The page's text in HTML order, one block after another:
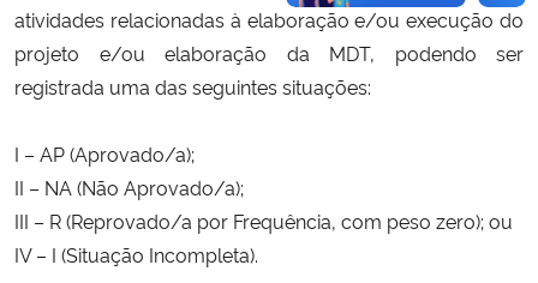
atividades relacionadas à elaboração e/ou execução do
projeto e/ou elaboração da MDT, podendo ser
registrada uma das seguintes situações:
I – AP (Aprovado/a);
II – NA (Não Aprovado/a);
III – R (Reprovado/a por Frequência, com peso zero); ou
IV – I (Situação Incompleta).